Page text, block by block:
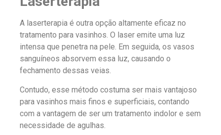
A laserterapia é outra opção altamente eficaz no
tratamento para vasinhos. O laser emite uma luz
intensa que penetra na pele. Em seguida, os vasos
sanguíneos absorvem essa luz, causando o
fechamento dessas veias.
Contudo, esse método costuma ser mais vantajoso
para vasinhos mais finos e superficiais, contando
com a vantagem de ser um tratamento indolor e sem
necessidade de agulhas.